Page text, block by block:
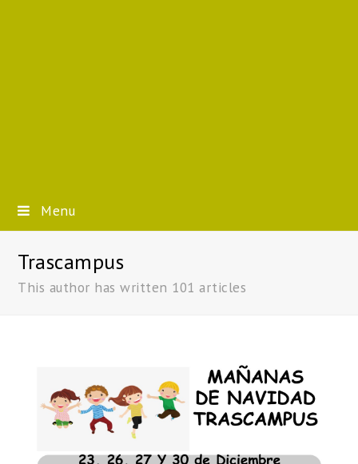
Menu
Trascampus
This author has written 101 articles